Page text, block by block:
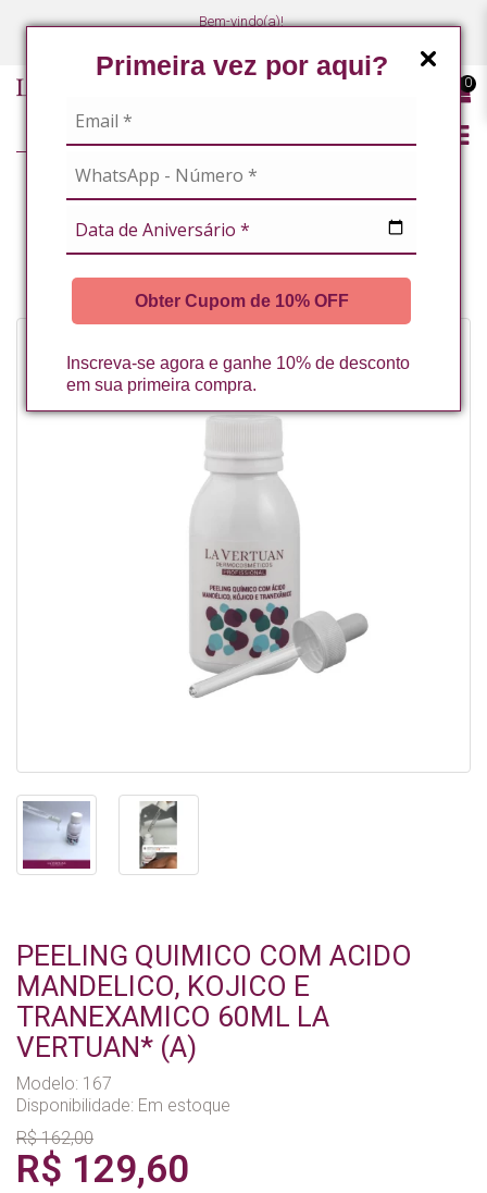
Primeira vez por aqui?
Obter Cupom de 10% OFF
Inscreva-se agora e ganhe 10% de desconto
em sua primeira compra.
Bem-vindo(a)!
0
60ML LA VERTUAN* (A)
-20%
PEELING QUIMICO COM ACIDO
MANDELICO, KOJICO E
TRANEXAMICO 60ML LA
VERTUAN* (A)
Modelo: 167
Disponibilidade: Em estoque
R$ 162,00
R$ 129,60